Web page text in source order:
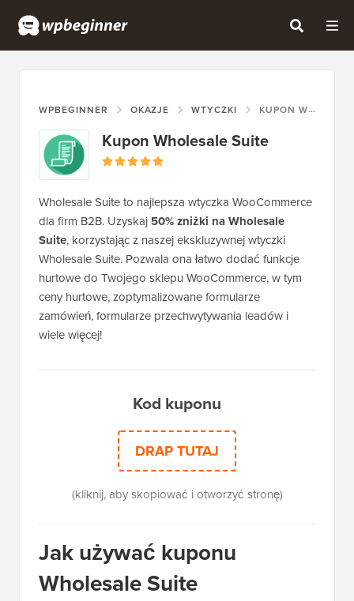
WPBEGINNER OKAZJE WTYCZKI KUPON WHOLESALE SUITE
Kupon Wholesale Suite
Wholesale Suite to najlepsza wtyczka WooCommerce
dla firm B2B. Uzyskaj 50% zniżki na Wholesale
Suite, korzystając z naszej ekskluzywnej wtyczki
Wholesale Suite. Pozwala ona łatwo dodać funkcje
hurtowe do Twojego sklepu WooCommerce, w tym
ceny hurtowe, zoptymalizowane formularze
zamówień, formularze przechwytywania leadów i
wiele więcej!
Kod kuponu
DRAP TUTAJ
(kliknij, aby skopiować i otworzyć stronę)
Jak używać kuponu
Wholesale Suite